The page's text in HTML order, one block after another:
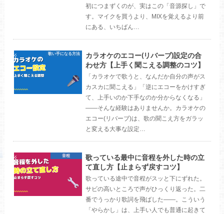
初につまずくのが、実はこの「音源探し」で
す。マイクを買うより、MIXを覚えるより前
にある、いちばん…
歌い手になる方法
カラオケのエコー(リバーブ)設定の合
わせ方【上手く聞こえる調整のコツ】
「カラオケで歌うと、なんだか自分の声がス
カスカに聞こえる」「逆にエコーをかけすぎ
て、上手いのか下手なのか分からなくなる」
——そんな経験はありませんか。カラオケの
エコー(リバーブ)は、歌の聞こえ方をガラッ
と変える大事な設定…
音程
歌っている最中に音程を外した時の立
て直し方【止まらず戻すコツ】
歌っている途中で音程がスッと下にずれた。
サビの高いところで声がひっくり返った。二
番でうっかり歌詞を飛ばした——。こういう
「やらかし」は、上手い人でも普通に起きて